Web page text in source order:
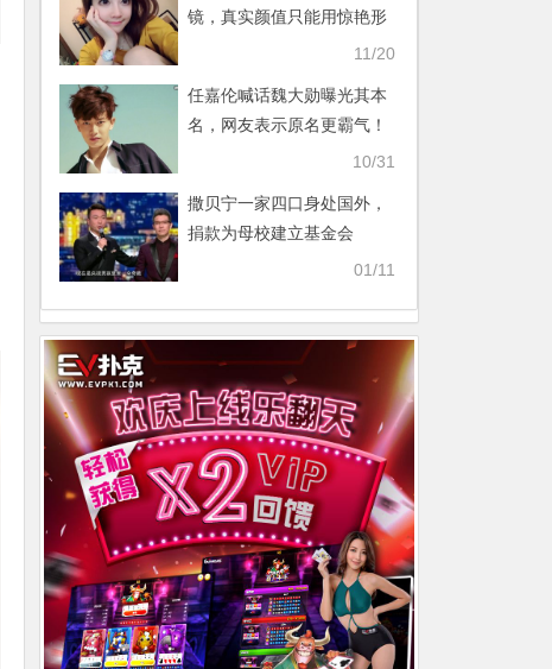
镜，真实颜值只能用惊艳形
11/20
任嘉伦喊话魏大勋曝光其本
名，网友表示原名更霸气！
10/31
撒贝宁一家四口身处国外，
捐款为母校建立基金会
01/11